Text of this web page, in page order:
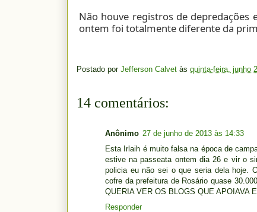
Não houve registros de
ontem foi totalmente diferente da
Postado por Jefferson Calvet às quinta-feira, junho
14 comentários:
Anônimo 27 de junho de 2013 às 14:33
Esta Irlaih é muito falsa na época de
estive na passeata ontem dia 26 e vir o
policia eu não sei o que seria dela hoje.
cofre da prefeitura de Rosário quase
QUERIA VER OS BLOGS QUE APOIAVA
Responder